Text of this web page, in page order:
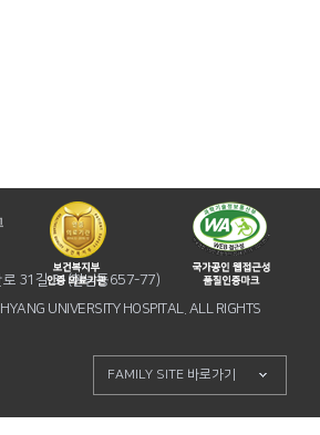
로 31길 31(한남동657-77)
UNIVERSITY HOSPITAL. ALL RIGHTS
FAMILY SITE 바로가기